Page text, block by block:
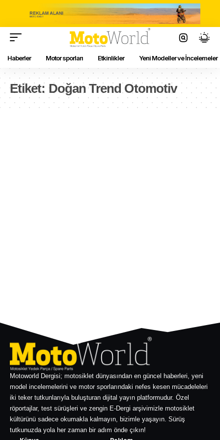
Haberler Motor sporları Etkinlikler Yeni Modeller ve İncelemeler
Etiket: Doğan Trend Otomotiv
Motoworld Dergisi; motosiklet dünyasından en güncel haberleri, yeni
model incelemelerini ve motor sporlarındaki nefes kesen mücadeleleri
iki teker tutkunlarıyla buluşturan dijital yayın platformudur. Özel
röportajlar, test sürüşleri ve zengin E-Dergi arşivimizle motosiklet
kültürünü sadece okumakla kalmayın, bizimle yaşayın. Sürüş
tutkunuzda yola her zaman bir adım önde çıkın!